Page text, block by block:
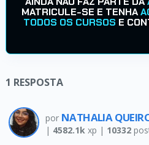
MATRICULE-SE E TENHA
TODOS OS CURSOS E
1 RESPOSTA
por NATHALIA
| 4582.1k xp | 10332